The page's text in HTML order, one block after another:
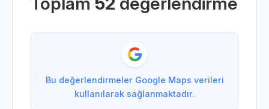
Bu değerlendirmeler Google Maps verileri
kullanılarak sağlanmaktadır.